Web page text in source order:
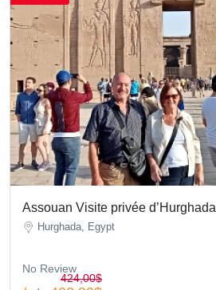
Assouan Visite privée d’Hurghada
Hurghada, Egypt
No Review
424,00$